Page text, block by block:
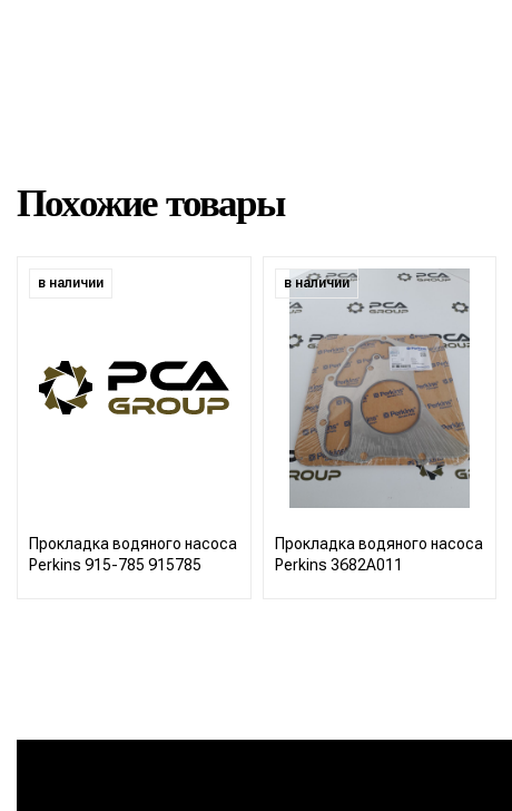
Похожие товары
в наличии
Прокладка водяного насоса
Perkins 915-785 915785
в наличии
Прокладка водяного насоса
Perkins 3682A011